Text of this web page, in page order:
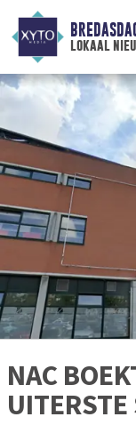
lokaal
NAC
UITERSTE